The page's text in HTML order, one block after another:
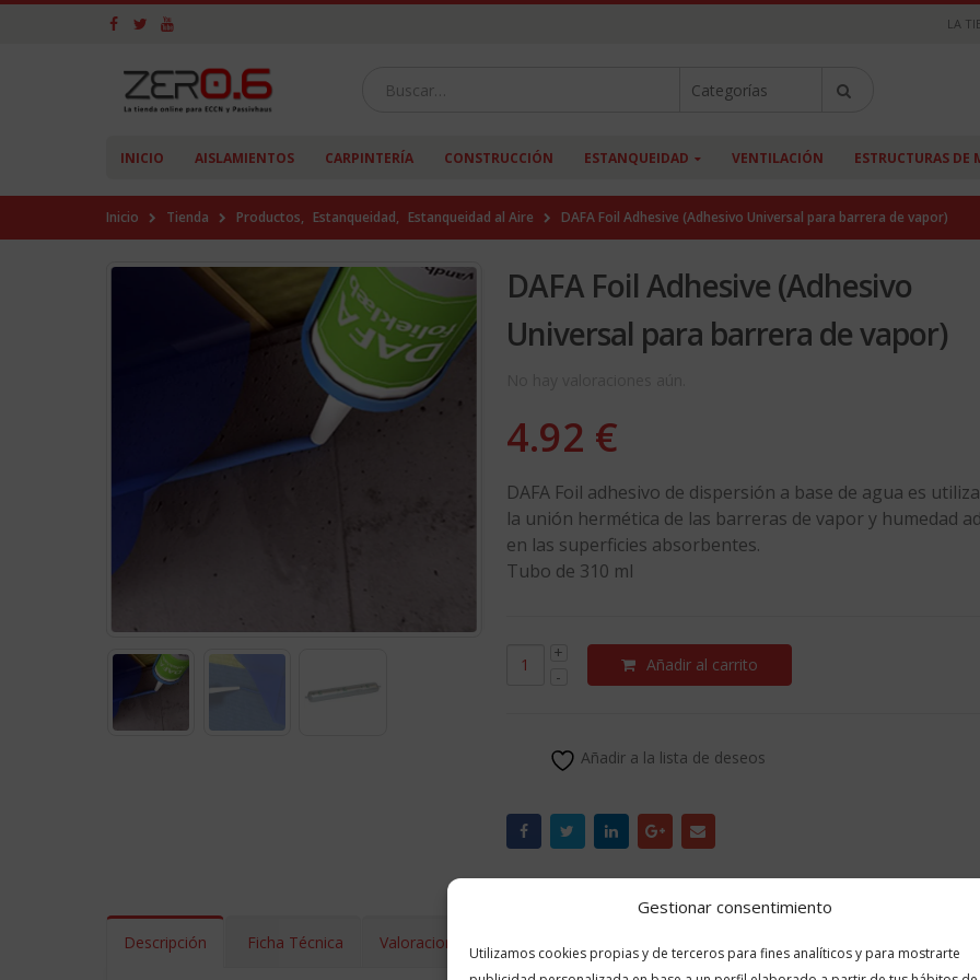
Gestionar consentimiento
Utilizamos cookies propias y de terceros para fines analíticos y para mostrarte
LA
INICIO AISLAMIENTOS CARPINTERÍA CONSTRUCCIÓN ESTANQUEIDAD VENTILACIÓN ESTRUCTURAS DE
Inicio Tienda Productos, Estanqueidad, Estanqueidad al Aire DAFA Foil Adhesive (Adhesivo Universal para barrera de vapor)
DAFA Foil Adhesive (Adhesivo
Universal para barrera de vapor)
4.92 €
DAFA Foil adhesivo de dispersión a base de agua es
la unión hermética de las barreras de vapor y humedad
en las superficies absorbentes.
Tubo de 310 ml
Añadir al carrito
Añadir a la lista de deseos
Descripción Ficha Técnica Valoraciones (0)